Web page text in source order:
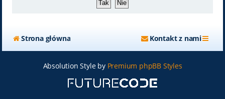
Strona główna Kontakt z nami
Absolution Style by Premium phpBB Styles